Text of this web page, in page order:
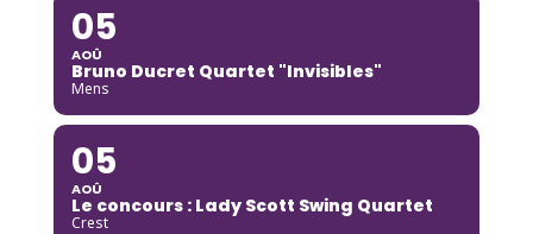
05
AOÛ
Bruno Ducret Quartet "Invisibles"
Mens
05
AOÛ
Le concours : Lady Scott Swing Quartet
Crest